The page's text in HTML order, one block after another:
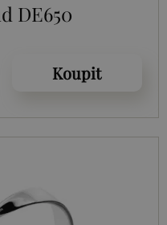
DE650
Koupit